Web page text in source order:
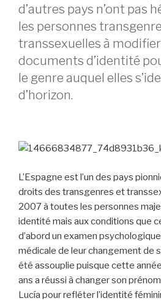
d’autres pays n’ont pas
les personnes
transsexuelles à
documents d’identité
le genre auquel elles
d’horizon.
L’Espagne est l’un des pays
droits des transgenres et
2007 à toutes les personnes
identité mais aux conditions que
d’abord un examen
médicale de leur changement de
été assouplie puisque cette
ans a réussi à changer son
Lucía pour refléter l’identité